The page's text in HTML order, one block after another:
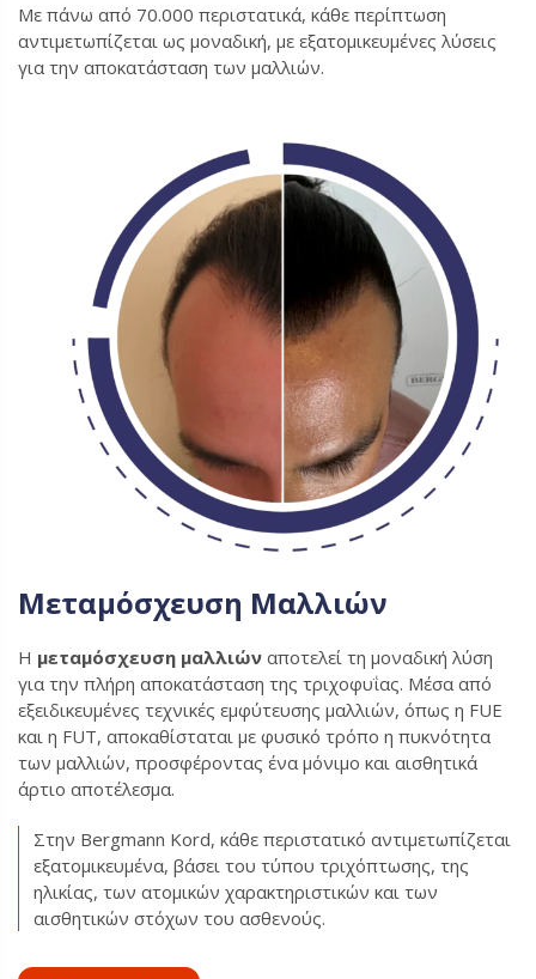
Με πάνω από 70.000 περιστατικά, κάθε περίπτωση
αντιμετωπίζεται ως μοναδική, με εξατομικευμένες λύσεις
για την αποκατάσταση των μαλλιών.
Μεταμόσχευση Μαλλιών
Η μεταμόσχευση μαλλιών αποτελεί τη μοναδική λύση
για την πλήρη αποκατάσταση της τριχοφυΐας. Μέσα από
εξειδικευμένες τεχνικές εμφύτευσης μαλλιών, όπως η FUE
και η FUT, αποκαθίσταται με φυσικό τρόπο η πυκνότητα
των μαλλιών, προσφέροντας ένα μόνιμο και αισθητικά
άρτιο αποτέλεσμα.
Στην Bergmann Kord, κάθε περιστατικό αντιμετωπίζεται
εξατομικευμένα, βάσει του τύπου τριχόπτωσης, της
ηλικίας, των ατομικών χαρακτηριστικών και των
αισθητικών στόχων του ασθενούς.